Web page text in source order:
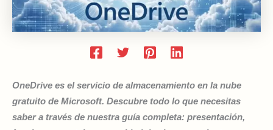
OneDrive es el servicio de almacenamiento en la nube
gratuito de Microsoft. Descubre todo lo que necesitas
saber a través de nuestra guía completa: presentación,